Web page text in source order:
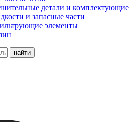
детали и комплектующие
и запасные части
элементы